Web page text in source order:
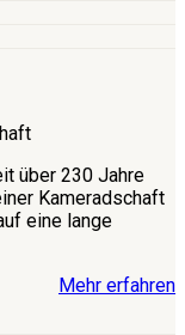
über 230 Jahre
Kameradschaft
eine lange
Mehr erfahren